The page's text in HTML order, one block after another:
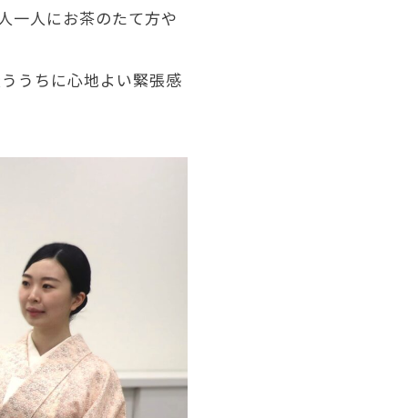
一人にお茶のたて方や
うちに心地よい緊張感